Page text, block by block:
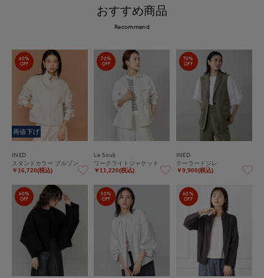
おすすめ商品
Recommend
60%
OFF
再値下げ
INED
スタンドカラー ブルゾン
￥16,720(税込)
70%
OFF
Le Souk
ワークライトジャケット
￥11,220(税込)
70%
OFF
INED
テーラードジレ
￥9,900(税込)
60%
OFF
50%
OFF
60%
OFF